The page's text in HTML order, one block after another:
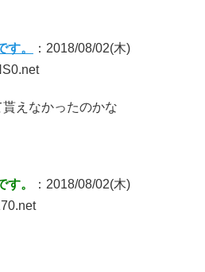
。
：2018/08/02(木)
えなかったのかな
。
：2018/08/02(木)